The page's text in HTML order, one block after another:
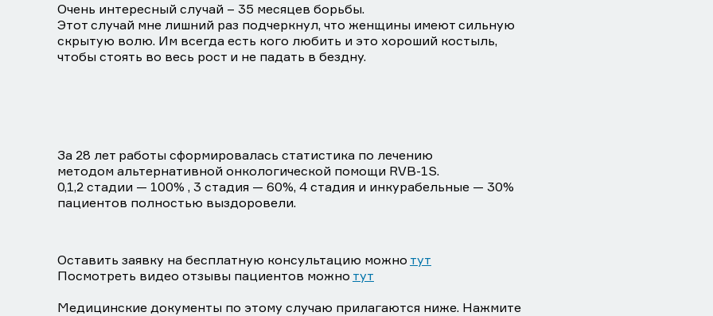
Очень интересный случай – 35 месяцев борьбы.
Этот случай мне лишний раз подчеркнул, что женщины имеют сильную
скрытую волю. Им всегда есть кого любить и это хороший костыль,
чтобы стоять во весь рост и не падать в бездну.
За 28 лет работы сформировалась статистика по лечению
методом альтернативной онкологической помощи RVB-1S.
0,1,2 стадии — 100% , 3 стадия — 60%, 4 стадия и инкурабельные — 30%
пациентов полностью выздоровели.
Оставить заявку на бесплатную консультацию можно тут
Посмотреть видео отзывы пациентов можно тут
Медицинские документы по этому случаю прилагаются ниже. Нажмите